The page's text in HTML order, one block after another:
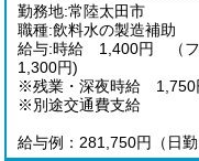
勤務地:常陸太田市
職種:飲料水の製造補助
給与:時給 1,400円 （フ
1,300円)
※残業・深夜時給 1,750
※別途交通費支給
給与例：281,750円（日